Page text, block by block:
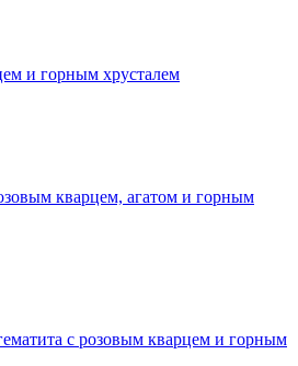
и горным хрусталем
кварцем, агатом и горным
с розовым кварцем и горным